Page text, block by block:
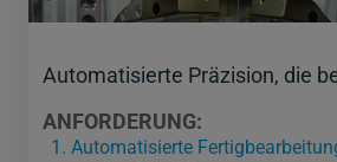
Automatisierte Präzision, die
ANFORDERUNG:
Automatisierte